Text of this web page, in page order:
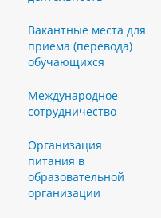
Вакантные места для
приема (перевода)
обучающихся
Международное
сотрудничество
Организация
питания в
образовательной
организации